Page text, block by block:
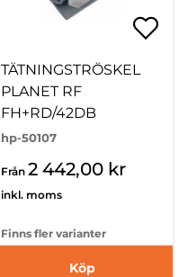
TÄTNINGSTRÖSKEL
PLANET RF
FH+RD/42DB
hp-50107
Från 2 442,00 kr
inkl. moms
Finns fler varianter
Köp